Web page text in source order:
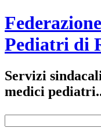
Pediatri di
Servizi
medici